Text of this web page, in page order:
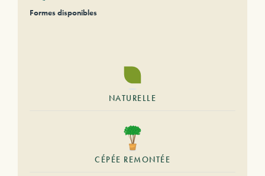
Formes disponibles
NATURELLE
CÉPÉE REMONTÉE